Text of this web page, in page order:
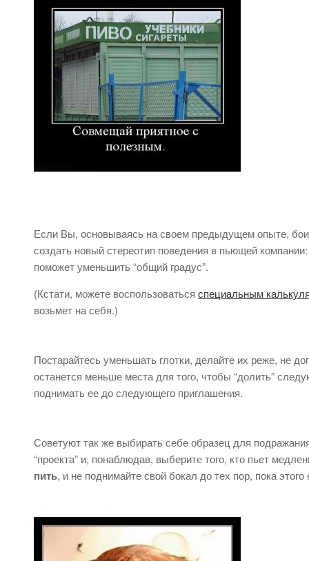
Если Вы, основываясь на своем предыдущем опыте,
создать новый стереотип поведения в пьющей
поможет уменьшить “общий градус”.
(Кстати, можете воспользоваться специальным
возьмет на себя.)
Постарайтесь уменьшать глотки, делайте их реже, не
останется меньше места для того, чтобы “долить”
поднимать ее до следующего приглашения.
Советуют так же выбирать себе образец для
“проекта” и, понаблюдав, выберите того, кто пьет
пить, и не поднимайте свой бокал до тех пор, пока